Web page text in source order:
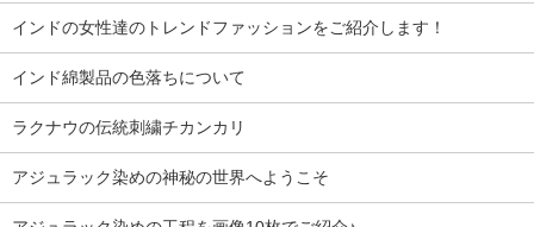
インドの女性達のトレンドファッションをご紹介します！
インド綿製品の色落ちについて
ラクナウの伝統刺繍チカンカリ
アジュラック染めの神秘の世界へようこそ